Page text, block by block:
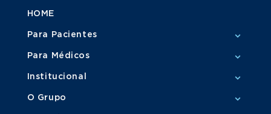
HOME
Para Pacientes
Para Médicos
Institucional
O Grupo